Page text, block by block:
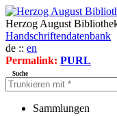
Herzog August
Handschriftendatenbank
de :: en
Permalink: PURL
Suche
Sammlungen